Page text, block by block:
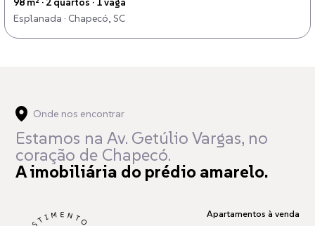
Esplanada · Chapecó, SC
Onde nos encontrar
Estamos na Av. Getúlio Vargas, no
coração de Chapecó.
A imobiliária do prédio amarelo.
Apartamentos à venda